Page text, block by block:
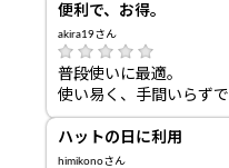
便利で、お得。
akira19さん
普段使いに最適。
使い易く、手間いらずで
ハットの日に利用
himikonoさん